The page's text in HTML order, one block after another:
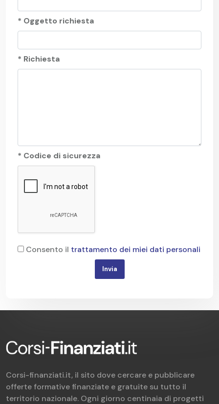
* Oggetto richiesta
* Richiesta
* Codice di sicurezza
Consento il trattamento dei miei dati personali
Invia
Corsi-finanziati.it, il sito dove cercare e pubblicare
offerte formative finanziate e gratuite su tutto il
territorio nazionale. Ogni giorno centinaia di progetti